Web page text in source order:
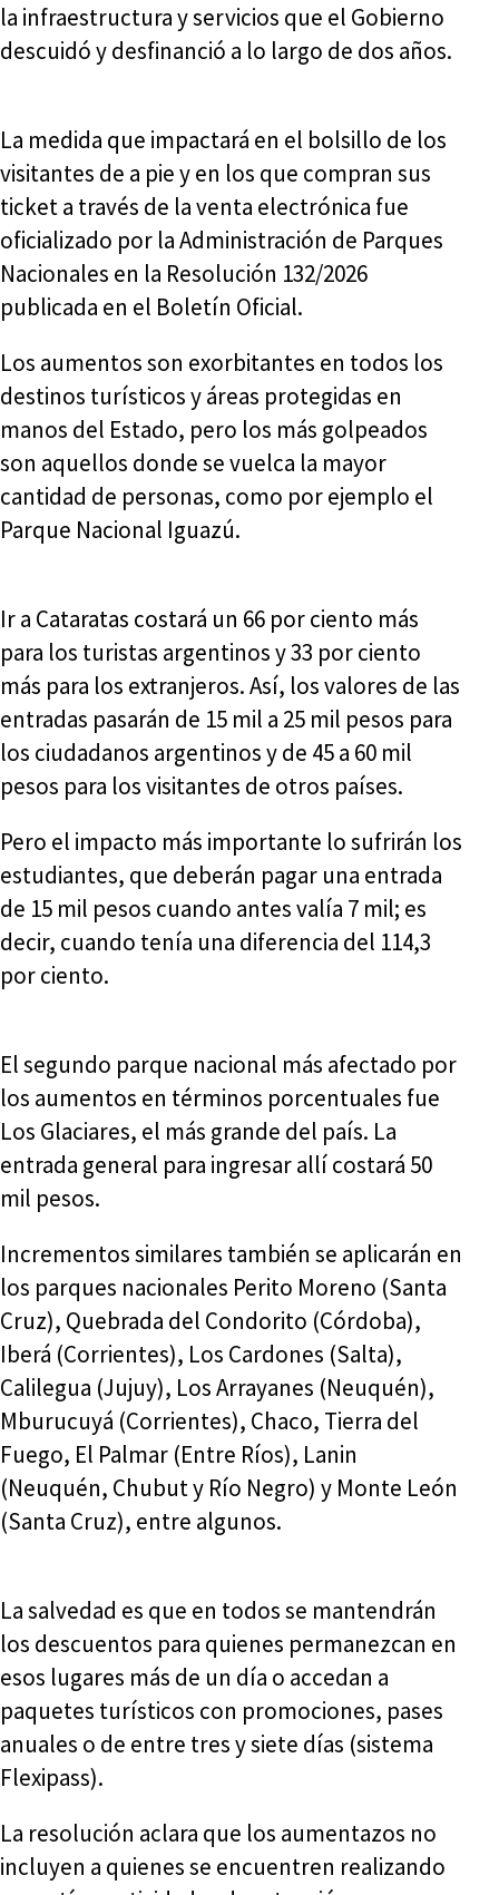
la infraestructura y servicios que el Gobierno
descuidó y desfinanció a lo largo de dos años.
La medida que impactará en el bolsillo de los
visitantes de a pie y en los que compran sus
ticket a través de la venta electrónica fue
oficializado por la Administración de Parques
Nacionales en la Resolución 132/2026
publicada en el Boletín Oficial.
Los aumentos son exorbitantes en todos los
destinos turísticos y áreas protegidas en
manos del Estado, pero los más golpeados
son aquellos donde se vuelca la mayor
cantidad de personas, como por ejemplo el
Parque Nacional Iguazú.
Ir a Cataratas costará un 66 por ciento más
para los turistas argentinos y 33 por ciento
más para los extranjeros. Así, los valores de las
entradas pasarán de 15 mil a 25 mil pesos para
los ciudadanos argentinos y de 45 a 60 mil
pesos para los visitantes de otros países.
Pero el impacto más importante lo sufrirán los
estudiantes, que deberán pagar una entrada
de 15 mil pesos cuando antes valía 7 mil; es
decir, cuando tenía una diferencia del 114,3
por ciento.
El segundo parque nacional más afectado por
los aumentos en términos porcentuales fue
Los Glaciares, el más grande del país. La
entrada general para ingresar allí costará 50
mil pesos.
Incrementos similares también se aplicarán en
los parques nacionales Perito Moreno (Santa
Cruz), Quebrada del Condorito (Córdoba),
Iberá (Corrientes), Los Cardones (Salta),
Calilegua (Jujuy), Los Arrayanes (Neuquén),
Mburucuyá (Corrientes), Chaco, Tierra del
Fuego, El Palmar (Entre Ríos), Lanin
(Neuquén, Chubut y Río Negro) y Monte León
(Santa Cruz), entre algunos.
La salvedad es que en todos se mantendrán
los descuentos para quienes permanezcan en
esos lugares más de un día o accedan a
paquetes turísticos con promociones, pases
anuales o de entre tres y siete días (sistema
Flexipass).
La resolución aclara que los aumentazos no
incluyen a quienes se encuentren realizando